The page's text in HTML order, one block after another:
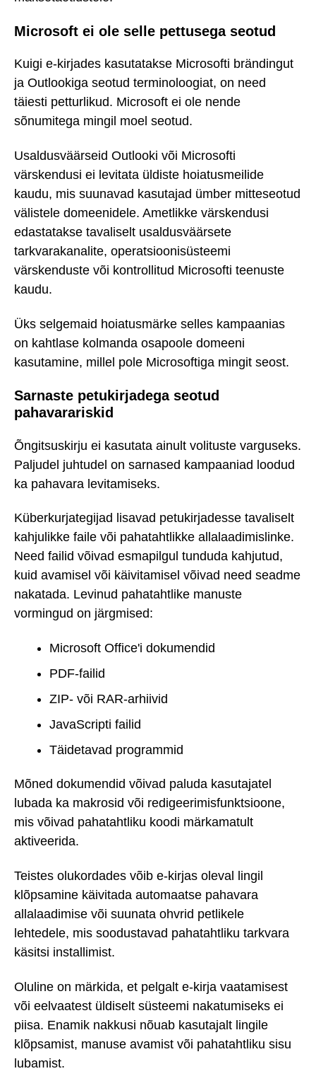
Microsoft ei ole selle pettusega seotud
Kuigi e-kirjades kasutatakse Microsofti brändingut
ja Outlookiga seotud terminoloogiat, on need
täiesti petturlikud. Microsoft ei ole nende
sõnumitega mingil moel seotud.
Usaldusväärseid Outlooki või Microsofti
värskendusi ei levitata üldiste hoiatusmeilide
kaudu, mis suunavad kasutajad ümber mitteseotud
välistele domeenidele. Ametlikke värskendusi
edastatakse tavaliselt usaldusväärsete
tarkvarakanalite, operatsioonisüsteemi
värskenduste või kontrollitud Microsofti teenuste
kaudu.
Üks selgemaid hoiatusmärke selles kampaanias
on kahtlase kolmanda osapoole domeeni
kasutamine, millel pole Microsoftiga mingit seost.
Sarnaste petukirjadega seotud
pahavarariskid
Õngitsuskirju ei kasutata ainult volituste varguseks.
Paljudel juhtudel on sarnased kampaaniad loodud
ka pahavara levitamiseks.
Küberkurjategijad lisavad petukirjadesse tavaliselt
kahjulikke faile või pahatahtlikke allalaadimislinke.
Need failid võivad esmapilgul tunduda kahjutud,
kuid avamisel või käivitamisel võivad need seadme
nakatada. Levinud pahatahtlike manuste
vormingud on järgmised:
Microsoft Office'i dokumendid
PDF-failid
ZIP- või RAR-arhiivid
JavaScripti failid
Täidetavad programmid
Mõned dokumendid võivad paluda kasutajatel
lubada ka makrosid või redigeerimisfunktsioone,
mis võivad pahatahtliku koodi märkamatult
aktiveerida.
Teistes olukordades võib e-kirjas oleval lingil
klõpsamine käivitada automaatse pahavara
allalaadimise või suunata ohvrid petlikele
lehtedele, mis soodustavad pahatahtliku tarkvara
käsitsi installimist.
Oluline on märkida, et pelgalt e-kirja vaatamisest
või eelvaatest üldiselt süsteemi nakatumiseks ei
piisa. Enamik nakkusi nõuab kasutajalt lingile
klõpsamist, manuse avamist või pahatahtliku sisu
lubamist.